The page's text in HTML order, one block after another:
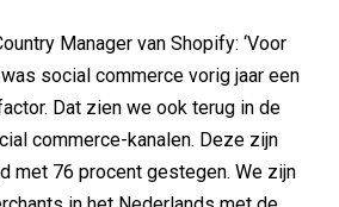
Manager van Shopify: ‘Voor
social commerce vorig jaar een
Dat zien we ook terug in de
commerce-kanalen. Deze zijn
met 76 procent gestegen. We zijn